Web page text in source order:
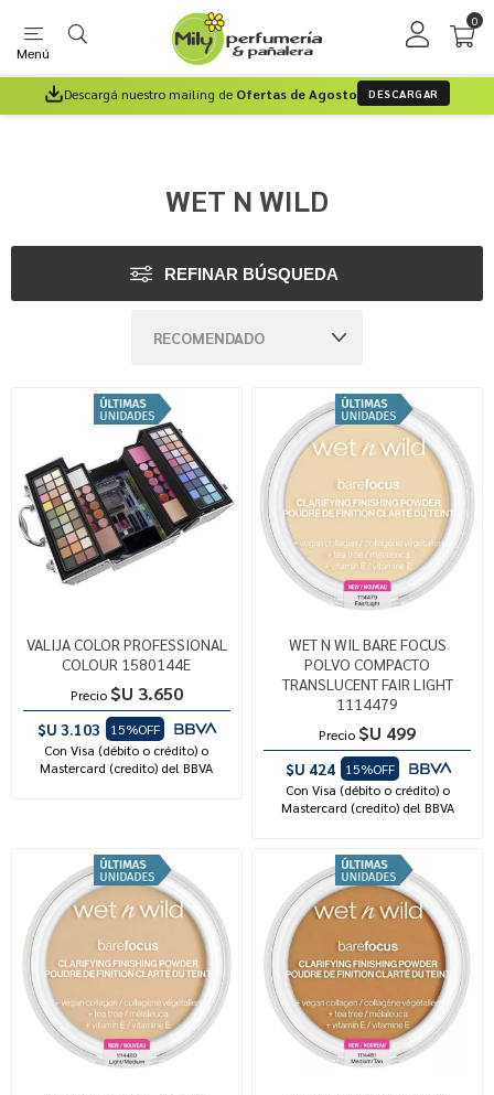
Menú
0
Descargá nuestro mailing de Ofertas de Agosto DESCARGAR
WET N WILD
REFINAR BÚSQUEDA
VALIJA COLOR PROFESSIONAL
COLOUR 1580144E
Precio $U 3.650
$U 3.103
15%OFF
Con Visa (débito o crédito) o
Mastercard (credito) del BBVA
WET N WIL BARE FOCUS
POLVO COMPACTO
TRANSLUCENT FAIR LIGHT
1114479
Precio $U 499
$U 424
15%OFF
Con Visa (débito o crédito) o
Mastercard (credito) del BBVA